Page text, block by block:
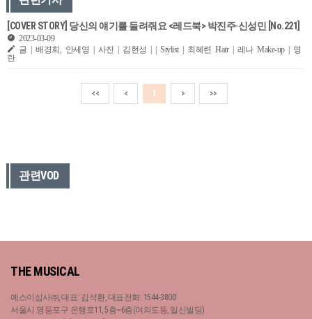
[COVER STORY] 당신의 얘기를 들려줘요 <레드북> 박진주·신성민 [No.221]
2023-03-09
글 | 배경희, 안세영 | 사진 | 김현성 | | Stylist | 최혜련 Hair | 레나 Make-up | 영
란
<< < 1 > >>
관련VOD
THE MUSICAL
예스이십사㈜, 대표: 김석환, 대표전화: 1544-3800
서울시 영등포구 은행로11, 5층~6층(여의도동, 일신빌딩)